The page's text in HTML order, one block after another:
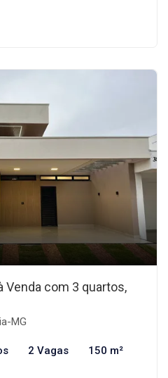
Venda com 3 quartos,
MG
2 Vagas 150 m²